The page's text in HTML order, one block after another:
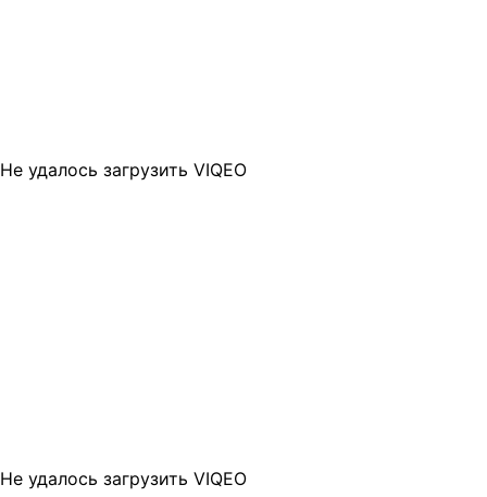
Не удалось загрузить VIQEO
Не удалось загрузить VIQEO